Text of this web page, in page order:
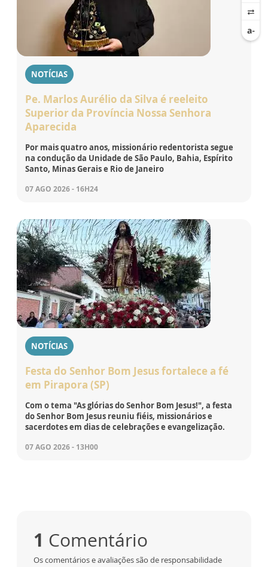
NOTÍCIAS
Pe. Marlos Aurélio da Silva é reeleito
Superior da Província Nossa Senhora
Aparecida
Por mais quatro anos, missionário redentorista segue
na condução da Unidade de São Paulo, Bahia, Espírito
Santo, Minas Gerais e Rio de Janeiro
07 AGO 2026 - 16H24
NOTÍCIAS
Festa do Senhor Bom Jesus fortalece a fé
em Pirapora (SP)
Com o tema "As glórias do Senhor Bom Jesus!", a festa
do Senhor Bom Jesus reuniu fiéis, missionários e
sacerdotes em dias de celebrações e evangelização.
07 AGO 2026 - 13H00
1 Comentário
Os comentários e avaliações são de responsabilidade